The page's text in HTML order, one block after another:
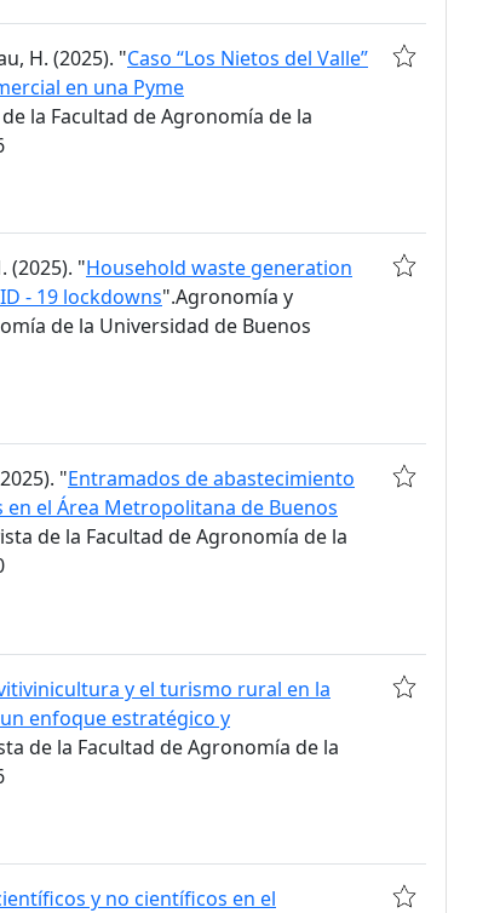
H. (2025). "Caso “Los Nietos del Valle”
en una Pyme
la Facultad de Agronomía de la
(2025). "Household waste generation
- 19 lockdowns".Agronomía y
de la Universidad de Buenos
"Entramados de abastecimiento
el Área Metropolitana de Buenos
de la Facultad de Agronomía de la
y el turismo rural en la
enfoque estratégico y
de la Facultad de Agronomía de la
y no científicos en el